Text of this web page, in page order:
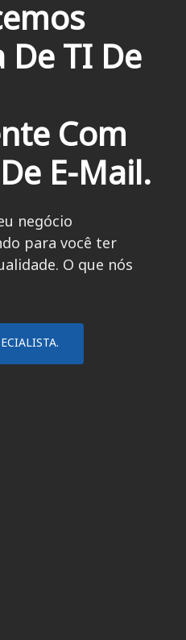
TI De
Com
E-Mail.
negócio
para você ter
O que nós